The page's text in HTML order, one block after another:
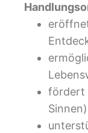
fördert
Sinnen)